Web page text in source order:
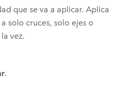
que se va a aplicar. Aplica
solo cruces, solo ejes o
vez.
.